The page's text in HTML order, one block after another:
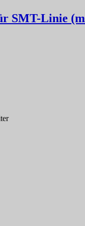
SMT-Linie